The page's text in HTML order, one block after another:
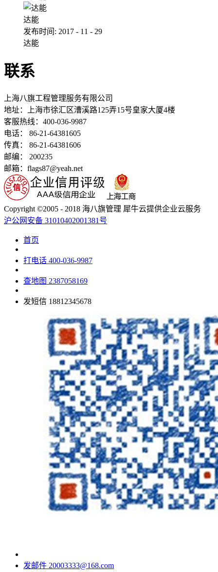
达能
发布时间: 2017 - 11 - 29
达能
联系
上海八旗工程管理服务有限公司
地址：
上海市徐汇区漕溪路125弄15号皇家大厦4楼
客服热线：400-036-9987
电话： 86-21-64381605
传真： 86-21-64381606
邮编： 200235
邮箱：flags87@yeah.net
Copyright ©2005 - 2018 海八旗管理 犀牛云提供企业云服务
沪公网安备 31010402001381号
首页
打电话 400-036-9987
查地图 2387058169
发短信 18812345678
发邮件 20003333@168.com